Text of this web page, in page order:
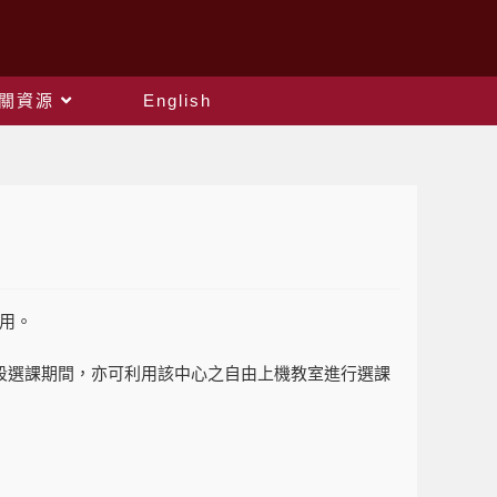
資源 English
。
課期間，亦可利用該中心之自由上機教室進行選課